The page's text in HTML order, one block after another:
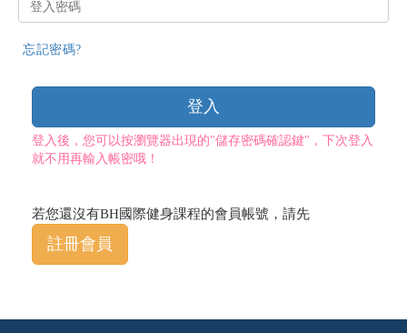
入
碼
忘記密碼?
登入
登入後，您可以按瀏覽器出現的"儲存密碼確認鍵"，下次登入
就不用再輸入帳密哦！
若您還沒有BH國際健身課程的會員帳號，請先
註冊會員